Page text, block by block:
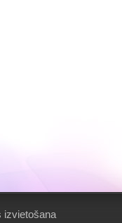
izvietošana